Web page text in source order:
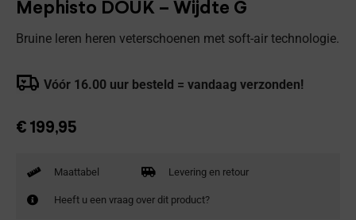
Mephisto DOUK – Wijdte G
Bruine leren heren veterschoenen met soft-air technologie.
Vóór 16.00 uur besteld = vandaag verzonden!
€ 199,95
Maattabel Levering en retour
Heeft u een vraag over dit product?